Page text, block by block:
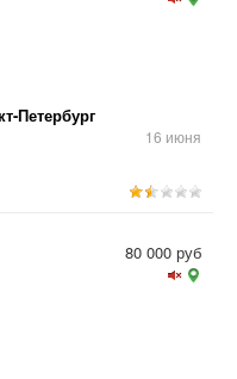
Петербург
16 июня
80 000 руб